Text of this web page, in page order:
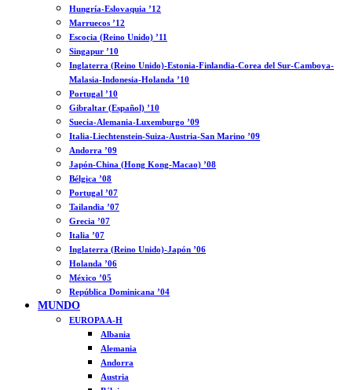
Hungría-Eslovaquia ’12
Marruecos ’12
Escocia (Reino Unido) ’11
Singapur ’10
Inglaterra (Reino Unido)-Estonia-Finlandia-Corea del Sur-Camboya-
Malasia-Indonesia-Holanda ’10
Portugal ’10
Gibraltar (Español) ’10
Suecia-Alemania-Luxemburgo ’09
Italia-Liechtenstein-Suiza-Austria-San Marino ’09
Andorra ’09
Japón-China (Hong Kong-Macao) ’08
Bélgica ’08
Portugal ’07
Tailandia ’07
Grecia ’07
Italia ’07
Inglaterra (Reino Unido)-Japón ’06
Holanda ’06
México ’05
República Dominicana ’04
MUNDO
EUROPA A-H
Albania
Alemania
Andorra
Austria